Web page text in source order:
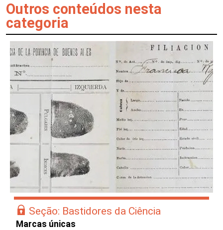
Outros conteúdos nesta
categoria
Seção: Bastidores da Ciência
Marcas únicas